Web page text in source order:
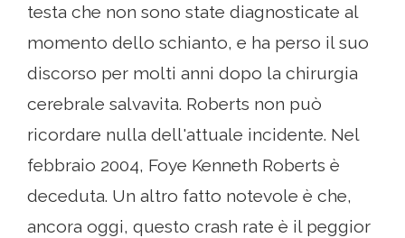
testa che non sono state diagnosticate al
momento dello schianto, e ha perso il suo
discorso per molti anni dopo la chirurgia
cerebrale salvavita. Roberts non può
ricordare nulla dell'attuale incidente. Nel
febbraio 2004, Foye Kenneth Roberts è
deceduta. Un altro fatto notevole è che,
ancora oggi, questo crash rate è il peggior